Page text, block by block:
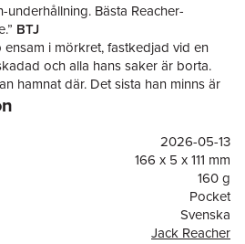
Bästa Reacher-
BTJ
i mörkret, fastkedjad vid en
och alla hans saker är borta.
hamnat där. Det sista han minns är
av vägen.
med varandra. De tar hand
bara för att få honom att
de, men är fast besluten på att ta
är långt mer komplicerad än han
2026-05-13
166 x 5 x 111 mm
160 g
Pocket
Svenska
Jack Reacher